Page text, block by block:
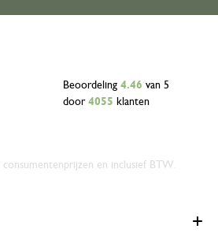
Beoordeling 4.46 van 5
door 4055 klanten
en inclusief BTW.